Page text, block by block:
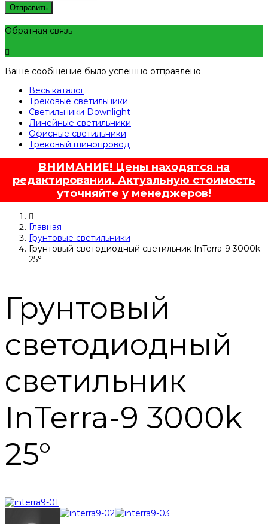
Отправить
Обратная связь
Ваше сообщение было успешно отправлено
Весь каталог
Трековые светильники
Светильники Downlight
Линейные светильники
Офисные светильники
Трековый шинопровод
ВНИМАНИЕ! Цены находятся на
редактировании. Актуальную стоимость
уточняйте у менеджеров!
Главная
Грунтовые светильники
Грунтовый светодиодный светильник InTerra-9 3000k
25°
Грунтовый
светодиодный
светильник
InTerra-9 3000k
25°